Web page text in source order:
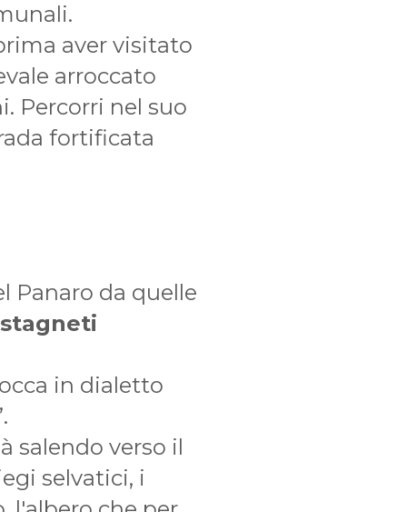
aver visitato
arroccato
Percorri nel suo
fortificata
Panaro da quelle
in dialetto
salendo verso il
selvatici, i